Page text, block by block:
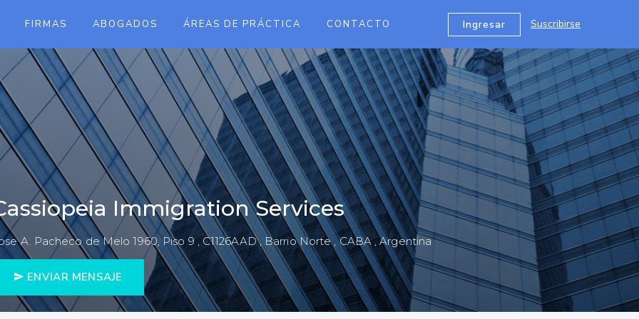
FIRMAS ABOGADOS ÁREAS DE PRÁCTICA CONTACTO Ingresar Suscribirse
Immigration Services
A. Pacheco de Melo 1960, Piso 9 , C1126AAD , Barrio Norte , CABA , Argentina
ENVIAR MENSAJE